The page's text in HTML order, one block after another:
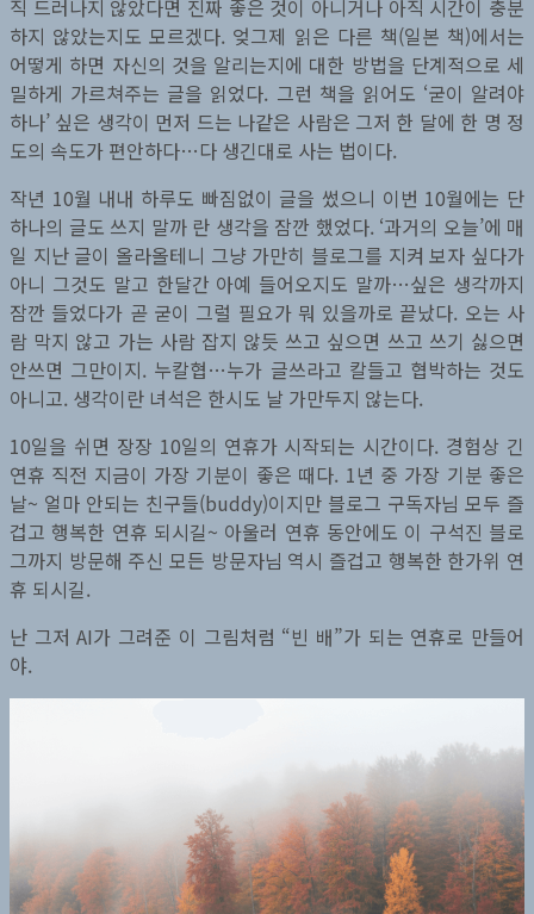
직 드러나지 않았다면 진짜 좋은 것이 아니거나 아직 시간이 충분
하지 않았는지도 모르겠다. 엊그제 읽은 다른 책(일본 책)에서는
어떻게 하면 자신의 것을 알리는지에 대한 방법을 단계적으로 세
밀하게 가르쳐주는 글을 읽었다. 그런 책을 읽어도 ‘굳이 알려야
하나’ 싶은 생각이 먼저 드는 나같은 사람은 그저 한 달에 한 명 정
도의 속도가 편안하다…다 생긴대로 사는 법이다.
작년 10월 내내 하루도 빠짐없이 글을 썼으니 이번 10월에는 단
하나의 글도 쓰지 말까 란 생각을 잠깐 했었다. ‘과거의 오늘’에 매
일 지난 글이 올라올테니 그냥 가만히 블로그를 지켜 보자 싶다가
아니 그것도 말고 한달간 아예 들어오지도 말까…싶은 생각까지
잠깐 들었다가 곧 굳이 그럴 필요가 뭐 있을까로 끝났다. 오는 사
람 막지 않고 가는 사람 잡지 않듯 쓰고 싶으면 쓰고 쓰기 싫으면
안쓰면 그만이지. 누칼협…누가 글쓰라고 칼들고 협박하는 것도
아니고. 생각이란 녀석은 한시도 날 가만두지 않는다.
10일을 쉬면 장장 10일의 연휴가 시작되는 시간이다. 경험상 긴
연휴 직전 지금이 가장 기분이 좋은 때다. 1년 중 가장 기분 좋은
날~ 얼마 안되는 친구들(buddy)이지만 블로그 구독자님 모두 즐
겁고 행복한 연휴 되시길~ 아울러 연휴 동안에도 이 구석진 블로
그까지 방문해 주신 모든 방문자님 역시 즐겁고 행복한 한가위 연
휴 되시길.
난 그저 AI가 그려준 이 그림처럼 “빈 배”가 되는 연휴로 만들어
야.